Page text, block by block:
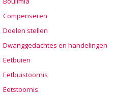
Compenseren
Doelen stellen
Dwanggedachtes en handelingen
Eetbuien
Eetbuistoornis
Eetstoornis